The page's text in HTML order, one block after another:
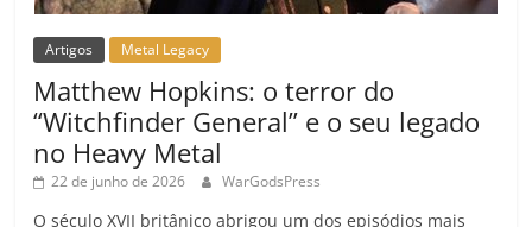
Artigos Metal Legacy
Matthew Hopkins: o terror do
“Witchfinder General” e o seu legado
no Heavy Metal
22 de junho de 2026 WarGodsPress
O século XVII britânico abrigou um dos episódios mais